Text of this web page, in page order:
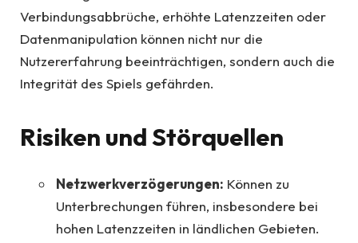
Verbindungsabbrüche, erhöhte Latenzzeiten oder
Datenmanipulation können nicht nur die
Nutzererfahrung beeinträchtigen, sondern auch die
Integrität des Spiels gefährden.
Risiken und Störquellen
Netzwerkverzögerungen: Können zu
Unterbrechungen führen, insbesondere bei
hohen Latenzzeiten in ländlichen Gebieten.